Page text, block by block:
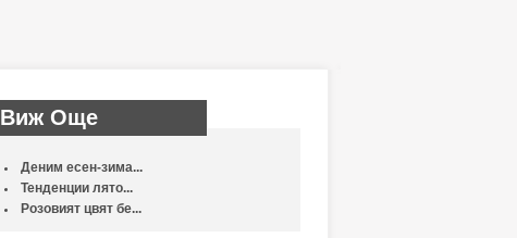
Виж Още
Деним есен-зима...
Тенденции лято...
Розовият цвят бе...